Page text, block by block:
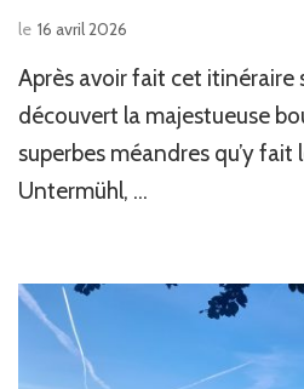
le 16 avril 2026
Après avoir fait cet itinéraire
découvert la majestueuse
superbes méandres qu’y fait
Untermühl, …